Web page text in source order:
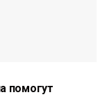
помогут